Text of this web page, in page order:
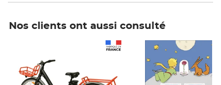
Nos clients ont aussi consulté
Prix 6,25€ HT